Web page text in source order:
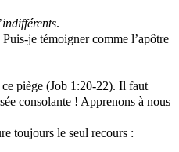
indifférents.
je témoigner comme l’apôtre
ce piège (Job 1:20-22). Il faut
consolante ! Apprenons à nous
toujours le seul recours :